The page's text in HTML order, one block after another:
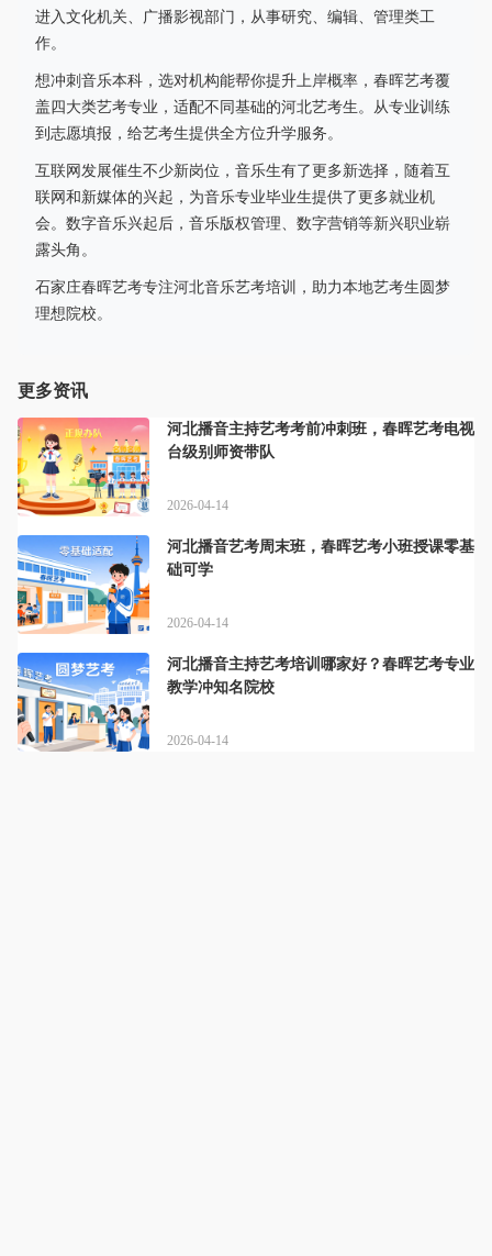
进入文化机关、广播影视部门，从事研究、编辑、管理类工
作。
想冲刺音乐本科，选对机构能帮你提升上岸概率，春晖艺考覆
盖四大类艺考专业，适配不同基础的河北艺考生。从专业训练
到志愿填报，给艺考生提供全方位升学服务。
互联网发展催生不少新岗位，音乐生有了更多新选择，随着互
联网和新媒体的兴起，为音乐专业毕业生提供了更多就业机
会。数字音乐兴起后，音乐版权管理、数字营销等新兴职业崭
露头角。
石家庄春晖艺考专注河北音乐艺考培训，助力本地艺考生圆梦
理想院校。
更多资讯
河北播音主持艺考考前冲刺班，春晖艺考电视
台级别师资带队
2026-04-14
河北播音艺考周末班，春晖艺考小班授课零基
础可学
2026-04-14
河北播音主持艺考培训哪家好？春晖艺考专业
教学冲知名院校
2026-04-14